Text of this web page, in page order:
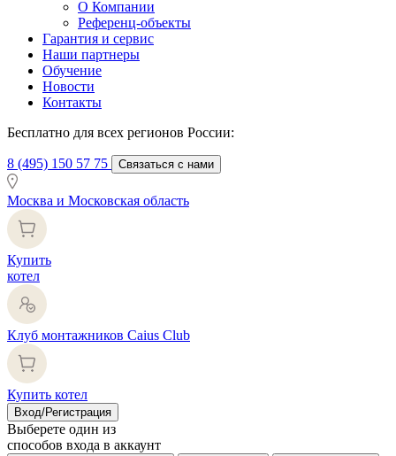
О Компании
Референц-объекты
Гарантия и сервис
Наши партнеры
Обучение
Новости
Контакты
Бесплатно для всех регионов России:
8 (495) 150 57 75 Связаться с нами
Москва и Московская область
Купить
котел
Клуб монтажников Caius Club
Купить котел
Вход/Регистрация
Выберете один из
способов входа в аккаунт